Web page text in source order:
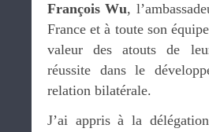
François Wu,
France et à toute son
valeur des atouts de
réussite dans le
relation bilatérale.
J’ai appris à la